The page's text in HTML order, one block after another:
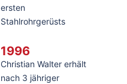
ersten
Stahlrohrgerüsts
1996
Christian Walter erhält
nach 3 jähriger